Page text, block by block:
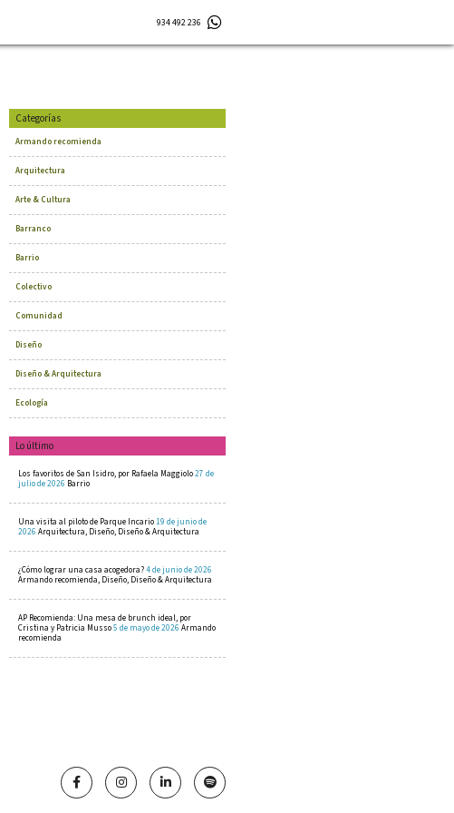
934 492 236
Categorías
Armando recomienda
Arquitectura
Arte & Cultura
Barranco
Barrio
Colectivo
Comunidad
Diseño
Diseño & Arquitectura
Ecología
Lo último
Los favoritos de San Isidro, por Rafaela Maggiolo27 de
julio de 2026 Barrio
Una visita al piloto de Parque Incario19 de junio de
2026 Arquitectura, Diseño, Diseño & Arquitectura
¿Cómo lograr una casa acogedora?4 de junio de 2026
Armando recomienda, Diseño, Diseño & Arquitectura
AP Recomienda: Una mesa de brunch ideal, por
Cristina y Patricia Musso5 de mayo de 2026 Armando
recomienda